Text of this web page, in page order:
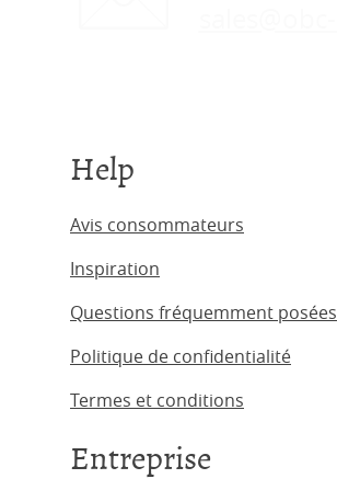
Help
Avis consommateurs
Inspiration
Questions fréquemment posées
Politique de confidentialité
Termes et conditions
Entreprise